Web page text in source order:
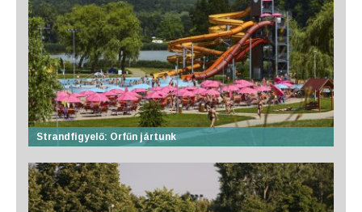
Strandfigyelő: Orfűn jártunk